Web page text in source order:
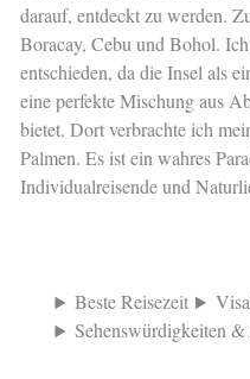
darauf, entdeckt zu werden.
Boracay, Cebu und Bohol.
entschieden, da die Insel als
eine perfekte Mischung aus
bietet. Dort verbrachte ich
Palmen. Es ist ein wahres
Individualreisende und
Beste Reisezeit
Sehenswürdigkeiten